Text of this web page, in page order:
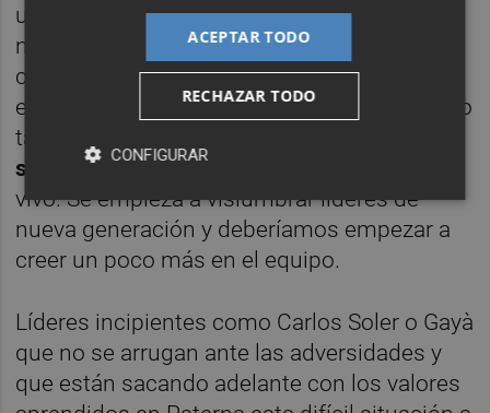
unión y que, al día siguiente, estemos de
nuevo en guerra de guerrillas. En conflicto
con cosas absurdas, señalamientos y
ejecuciones públicas sin fundamento alguno
tanto de unos como de otros.
señores, les doy una noticia:
vivo. Se empieza a vislumbrar líderes de
nueva generación y deberíamos empezar a
creer un poco más en el equipo.
Líderes incipientes como Carlos Soler o Gayà
que no se arrugan ante las adversidades y
que están sacando adelante con los valores
ACEPTAR TODO
RECHAZAR TODO
CONFIGURAR